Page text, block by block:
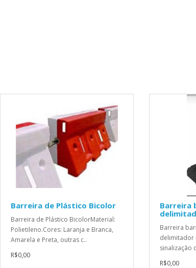
Barreira de Plástico Bicolor
Barreira de Plástico BicolorMaterial:
Polietileno.Cores: Laranja e Branca,
Amarela e Preta, outras c..
R$0,00
Barreira
Barreira
delimitador
sinalização
R$0,00